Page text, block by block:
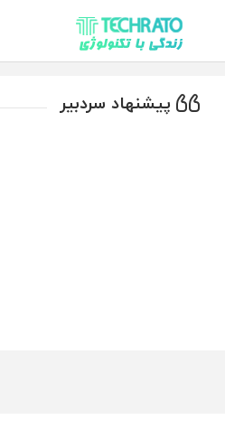
تکراتو – زندگی با تکنولوژی
پیشنهاد سردبیر